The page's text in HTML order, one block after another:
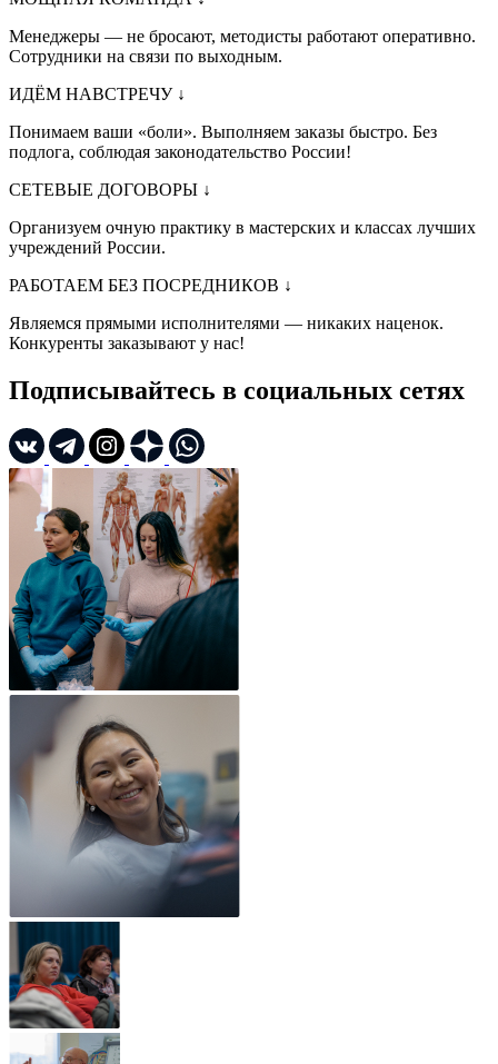
Менеджеры — не бросают, методисты работают оперативно.
Сотрудники на связи по выходным.
ИДЁМ НАВСТРЕЧУ ↓
Понимаем ваши «боли». Выполняем заказы быстро. Без
подлога, соблюдая законодательство России!
СЕТЕВЫЕ ДОГОВОРЫ ↓
Организуем очную практику в мастерских и классах лучших
учреждений России.
РАБОТАЕМ БЕЗ ПОСРЕДНИКОВ ↓
Являемся прямыми исполнителями — никаких наценок.
Конкуренты заказывают у нас!
Подписывайтесь в социальных сетях